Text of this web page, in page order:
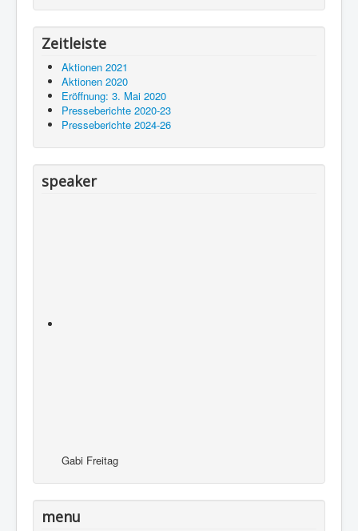
Zeitleiste
Aktionen 2021
Aktionen 2020
Eröffnung: 3. Mai 2020
Presseberichte 2020-23
Presseberichte 2024-26
speaker
Gabi Freitag
menu